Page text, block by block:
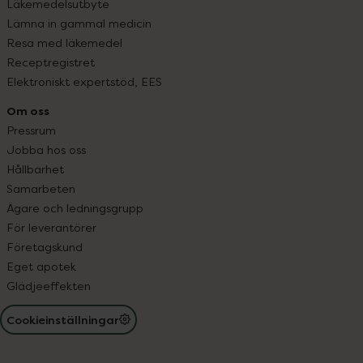
Läkemedelsutbyte
Lämna in gammal medicin
Resa med läkemedel
Receptregistret
Elektroniskt expertstöd, EES
Om oss
Pressrum
Jobba hos oss
Hållbarhet
Samarbeten
Ägare och ledningsgrupp
För leverantörer
Företagskund
Eget apotek
Glädjeeffekten
Cookieinställningar